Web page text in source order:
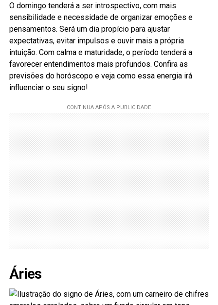
O domingo tenderá a ser introspectivo, com mais
sensibilidade e necessidade de organizar emoções e
pensamentos. Será um dia propício para ajustar
expectativas, evitar impulsos e ouvir mais a própria
intuição. Com calma e maturidade, o período tenderá a
favorecer entendimentos mais profundos. Confira as
previsões do horóscopo e veja como essa energia irá
influenciar o seu signo!
Áries